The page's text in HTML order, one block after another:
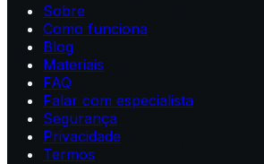
Sobre
Como funciona
Blog
Materiais
FAQ
Falar com especialista
Segurança
Privacidade
Termos